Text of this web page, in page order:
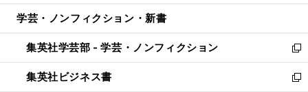
開
ウ
開
く
ン
ウ
で
開
く
ウ
ン
ド
ウ
で
し
ウ
ィ
ン
ド
学芸・ノンフィクション・新書
集英社学芸部 - 学芸・ノンフィクション
新
し
い
集英社ビジネス書
新